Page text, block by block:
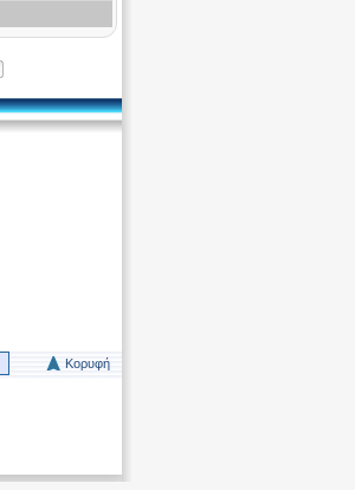
Κορυφή